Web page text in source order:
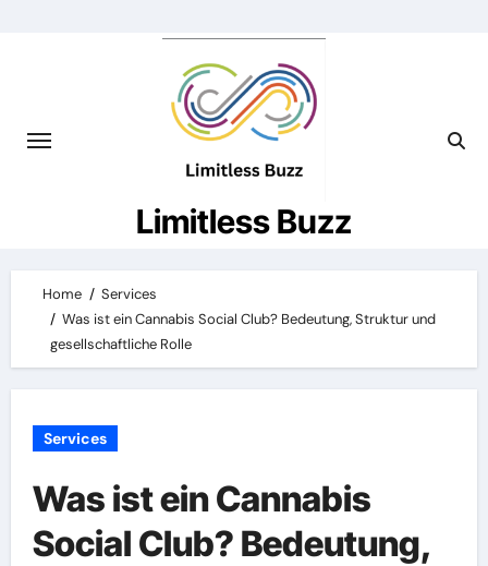
Limitless Buzz
Home
Services
Was ist ein Cannabis Social Club? Bedeutung, Struktur und
gesellschaftliche Rolle
Services
Was ist ein Cannabis
Social Club? Bedeutung,